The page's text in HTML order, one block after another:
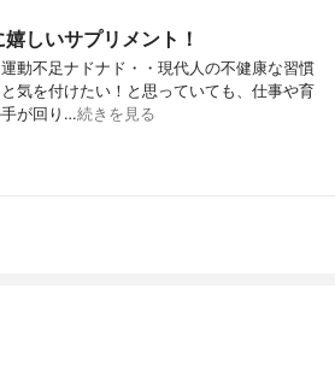
しいサプリメント！
動不足ナドナド・・現代人の不健康な習慣
気を付けたい！と思っていても、仕事や育
手が回り…続きを見る